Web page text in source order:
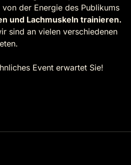
der Energie des Publikums
und Lachmuskeln trainieren.
sind an vielen verschiedenen
Event erwartet Sie!